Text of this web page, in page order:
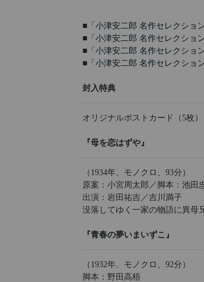
■ 「小津安二郎 名作セレクショ
■ 「小津安二郎 名作セレクショ
■ 「小津安二郎 名作セレクショ
■ 「小津安二郎 名作セレクショ
封入特典
オリジナルポストカード（5枚）
『母を恋はずや』
（1934年、モノクロ、93分）
原案：小宮周太郎／脚本：池田
出演：岩田祐吉／吉川満子
没落してゆく一家の物語に異母
『青春の夢いまいずこ』
（1932年、モノクロ、92分）
脚本：野田高梧